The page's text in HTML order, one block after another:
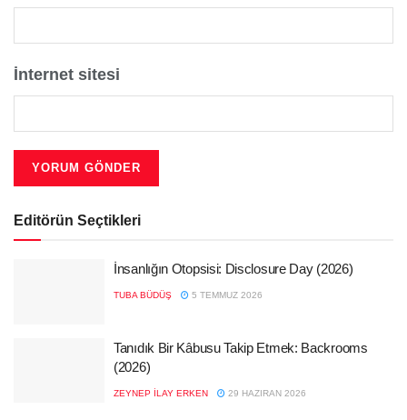
İnternet sitesi
Editörün Seçtikleri
İnsanlığın Otopsisi: Disclosure Day (2026)
TUBA BÜDÜŞ 5 TEMMUZ 2026
Tanıdık Bir Kâbusu Takip Etmek: Backrooms
(2026)
ZEYNEP İLAY ERKEN 29 HAZIRAN 2026